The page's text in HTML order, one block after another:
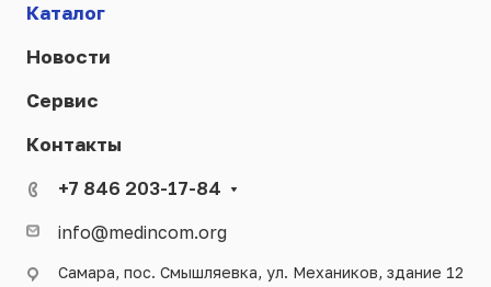
Каталог
Новости
Сервис
Контакты
+7 846 203-17-84
info@medincom.org
Самара, пос. Смышляевка, ул. Механиков, здание 12